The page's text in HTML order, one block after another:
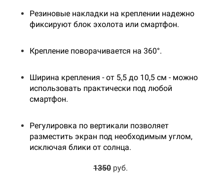
Резиновые накладки на креплении надежно
фиксируют блок эхолота или смартфон.
Крепление поворачивается на 360°.
Ширина крепления - от 5,5 до 10,5 см - можно
использовать практически под любой
смартфон.
Регулировка по вертикали позволяет
разместить экран под необходимым углом,
исключая блики от солнца.
1350 руб.